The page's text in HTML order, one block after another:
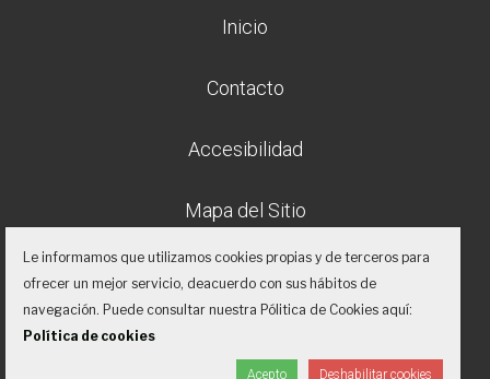
Inicio
Contacto
Accesibilidad
Mapa del Sitio
Aviso legal
Política de privacidad
Le informamos que utilizamos cookies propias y de terceros para
ofrecer un mejor servicio, deacuerdo con sus hábitos de
navegación. Puede consultar nuestra Pólitica de Cookies aquí:
Política de cookies
Acepto Deshabilitar cookies